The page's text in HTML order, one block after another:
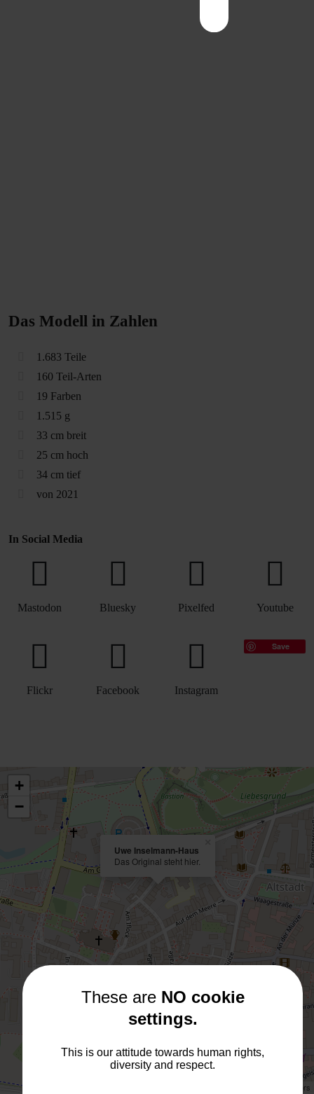
Das Modell in Zahlen
1.683 Teile
160 Teil-Arten
19 Farben
1.515 g
33 cm breit
25 cm hoch
34 cm tief
von 2021
In Social Media
Mastodon Bluesky Pixelfed Youtube
Flickr Facebook Instagram
Save
Uwe Inselmann-Haus
Das Original steht hier.
+
−
contributors
These are NO cookie
settings.
This is our attitude towards human rights,
diversity and respect.